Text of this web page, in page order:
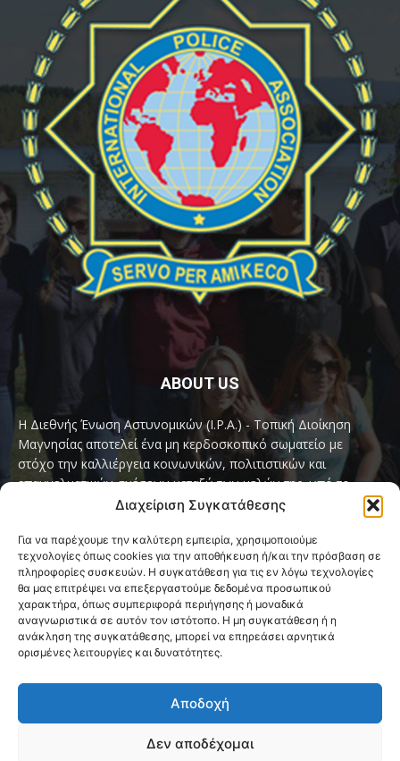
Διαχείριση Συγκατάθεσης
Για να παρέχουμε την καλύτερη εμπειρία, χρησιμοποιούμε
τεχνολογίες όπως cookies για την αποθήκευση ή/και την πρόσβαση σε
πληροφορίες συσκευών. Η συγκατάθεση για τις εν λόγω τεχνολογίες
θα μας επιτρέψει να επεξεργαστούμε δεδομένα προσωπικού
χαρακτήρα, όπως συμπεριφορά περιήγησης ή μοναδικά
αναγνωριστικά σε αυτόν τον ιστότοπο. Η μη συγκατάθεση ή η
ανάκληση της συγκατάθεσης, μπορεί να επηρεάσει αρνητικά
ορισμένες λειτουργίες και δυνατότητες.
Αποδοχή
Δεν αποδέχομαι
ABOUT US
Η Διεθνής Ένωση Αστυνομικών (I.P.A.) - Τοπική Διοίκηση
Μαγνησίας αποτελεί ένα μη κερδοσκοπικό σωματείο με
στόχο την καλλιέργεια κοινωνικών, πολιτιστικών και
επαγγελματικών σχέσεων μεταξύ των μελών της, υπό το
παγκόσμιο σύνθημα «Servo per Amikeco» (Υπηρετώ δια της
Contact us:ipamagnesia@gmail.com
FOLLOW US